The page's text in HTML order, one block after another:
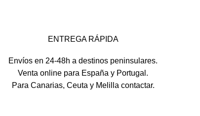
ENTREGA RÁPIDA
Envíos en 24-48h a destinos peninsulares.
Venta online para España y Portugal.
Para Canarias, Ceuta y Melilla contactar.